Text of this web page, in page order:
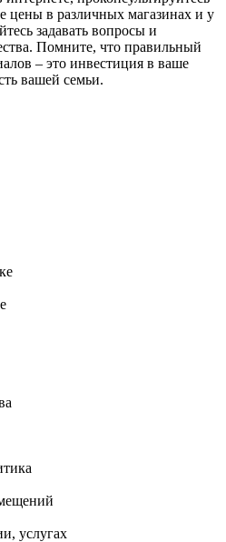
цены в различных магазинах и у
задавать вопросы и
Помните, что правильный
– это инвестиция в ваше
вашей семьи.
услугах